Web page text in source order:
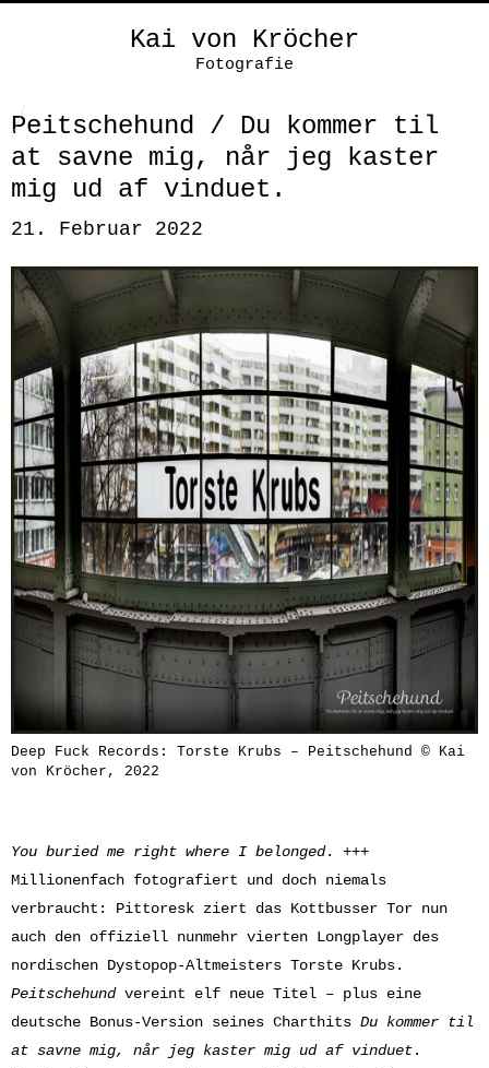
Kai von Kröcher
Fotografie
Peitschehund / Du kommer til
at savne mig, når jeg kaster
mig ud af vinduet.
21. Februar 2022
Deep Fuck Records: Torste Krubs – Peitschehund © Kai
von Kröcher, 2022
You buried me right where I belonged. +++
Millionenfach fotografiert und doch niemals
verbraucht: Pittoresk ziert das Kottbusser Tor nun
auch den offiziell nunmehr vierten Longplayer des
nordischen Dystopop-Altmeisters Torste Krubs.
Peitschehundvereint elf neue Titel – plus eine
deutsche Bonus-Version seines Charthits Du kommer til
at savne mig, når jeg kaster mig ud af vinduet.